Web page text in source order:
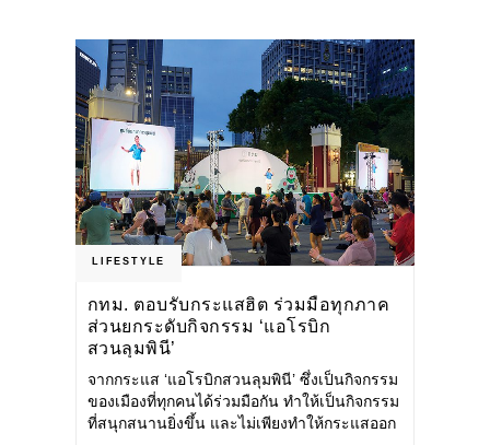
LIFESTYLE
กทม. ตอบรับกระแสฮิต ร่วมมือทุกภาค
ส่วนยกระดับกิจกรรม ‘แอโรบิก
สวนลุมพินี’
จากกระแส ‘แอโรบิกสวนลุมพินี’ ซึ่งเป็นกิจกรรม
ของเมืองที่ทุกคนได้ร่วมมือกัน ทำให้เป็นกิจกรรม
ที่สนุกสนานยิ่งขึ้น และไม่เพียงทำให้กระแสออก